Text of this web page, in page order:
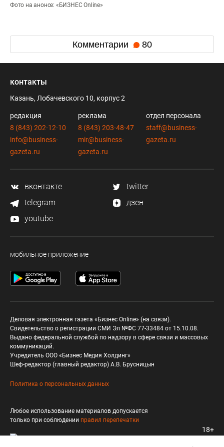
Фото на анонсе: «БИЗНЕС Online»
Комментарии 80
контакты
Казань, Лобачевского 10, корпус 2
редакция
8 (843) 202-12-10
info@business-
gazeta.ru
реклама
8 (843) 203-48-47
mir@business-
gazeta.ru
отдел персонала
staff@business-
gazeta.ru
вконтакте
twitter
telegram
дзен
youtube
мобильное приложение
Деловая электронная газета «Бизнес Online» (на связи).
Свидетельство о регистрации СМИ Эл №ФС 77-33484 от 15.10.08.
Выдано федеральной службой по надзору в сфере связи и массовых
коммуникаций.
Учредитель ООО «Бизнес Медия Холдинг»
Шеф-редактор (главный редактор) А.В. Брусницын
Политика о персональных данных
Любое использование материалов допускается
только при соблюдении правил перепечатки
18+